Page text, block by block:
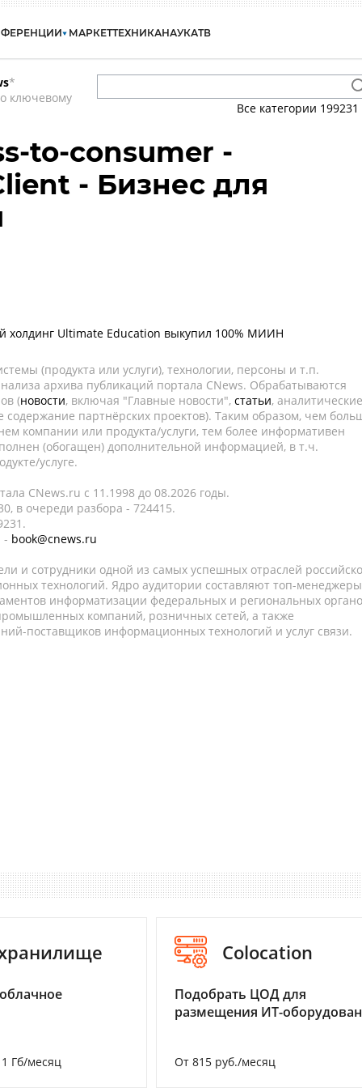
МАРКЕТТЕХНИКАНАУКАТВ
*
ключевому
Все категории 199231
to-consumer -
- Бизнес для
холдинг Ultimate Education выкупил 100% МИИН
(продукта или услуги), технологии, персоны и т.п.
архива публикаций портала CNews. Обрабатываются
(новости, включая "Главные новости", статьи, аналитические
партнёрских проектов). Таким образом, чем
компании или продукта/услуги, тем более информативен
(обогащен) дополнительной информацией, в т.ч.
услуге.
CNews.ru c 11.1998 до 08.2026 годы.
в очереди разбора - 724415.
- book@cnews.ru
и сотрудники одной из самых успешных отраслей
технологий. Ядро аудитории составляют топ-
информатизации федеральных и региональных
компаний, розничных сетей, а также
поставщиков информационных технологий и услуг связи.
Гб/месяц
Colocation
Подобрать ЦОД для
размещения ИТ-
От 815 руб./месяц